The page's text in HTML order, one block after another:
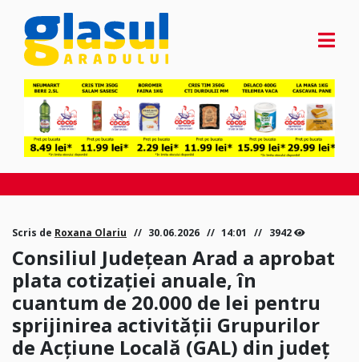
Scris de Roxana Olariu 30.06.2026 14:01 3942
Consiliul Județean Arad a aprobat
plata cotizației anuale, în
cuantum de 20.000 de lei pentru
sprijinirea activității Grupurilor
de Acțiune Locală (GAL) din județ